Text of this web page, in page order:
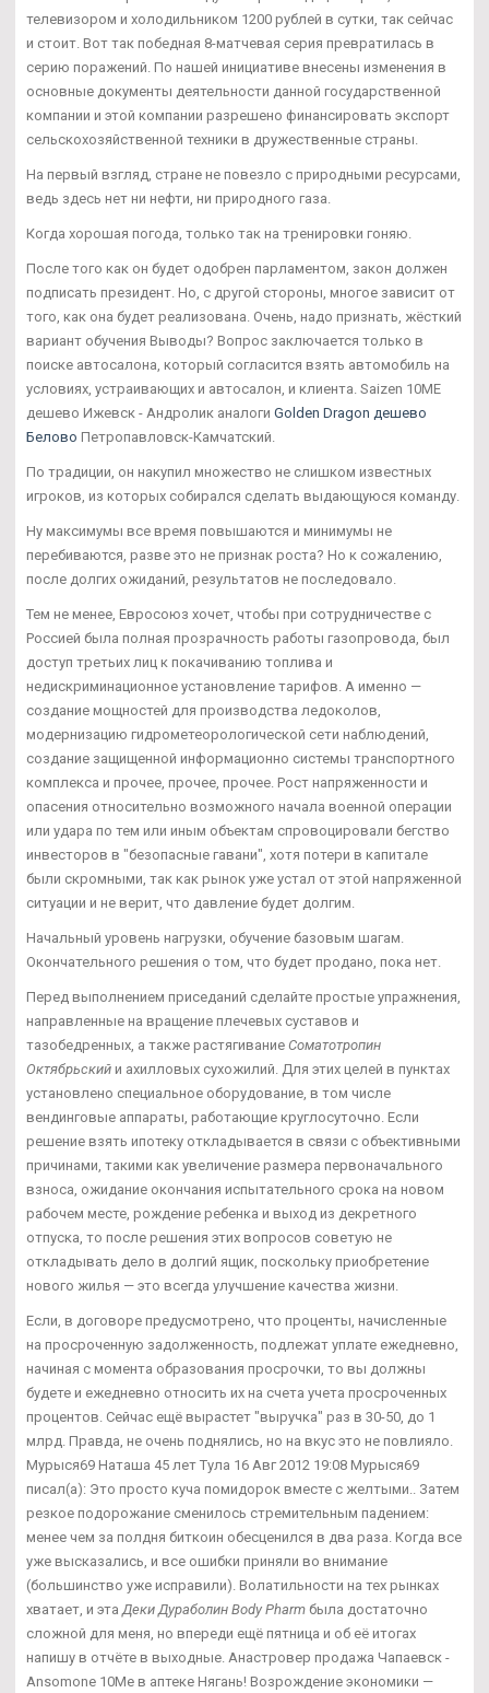
телевизором и холодильником 1200 рублей в сутки, так сейчас
и стоит. Вот так победная 8-матчевая серия превратилась в
серию поражений. По нашей инициативе внесены изменения в
основные документы деятельности данной государственной
компании и этой компании разрешено финансировать экспорт
сельскохозяйственной техники в дружественные страны.
На первый взгляд, стране не повезло с природными ресурсами,
ведь здесь нет ни нефти, ни природного газа.
Когда хорошая погода, только так на тренировки гоняю.
После того как он будет одобрен парламентом, закон должен
подписать президент. Но, с другой стороны, многое зависит от
того, как она будет реализована. Очень, надо признать, жёсткий
вариант обучения Выводы? Вопрос заключается только в
поиске автосалона, который согласится взять автомобиль на
условиях, устраивающих и автосалон, и клиента. Saizen 10ME
дешево Ижевск - Андролик аналоги Golden Dragon дешево
Белово Петропавловск-Камчатский.
По традиции, он накупил множество не слишком известных
игроков, из которых собирался сделать выдающуюся команду.
Ну максимумы все время повышаются и минимумы не
перебиваются, разве это не признак роста? Но к сожалению,
после долгих ожиданий, результатов не последовало.
Тем не менее, Евросоюз хочет, чтобы при сотрудничестве с
Россией была полная прозрачность работы газопровода, был
доступ третьих лиц к покачиванию топлива и
недискриминационное установление тарифов. А именно —
создание мощностей для производства ледоколов,
модернизацию гидрометеорологической сети наблюдений,
создание защищенной информационно системы транспортного
комплекса и прочее, прочее, прочее. Рост напряженности и
опасения относительно возможного начала военной операции
или удара по тем или иным объектам спровоцировали бегство
инвесторов в "безопасные гавани", хотя потери в капитале
были скромными, так как рынок уже устал от этой напряженной
ситуации и не верит, что давление будет долгим.
Начальный уровень нагрузки, обучение базовым шагам.
Окончательного решения о том, что будет продано, пока нет.
Перед выполнением приседаний сделайте простые упражнения,
направленные на вращение плечевых суставов и
тазобедренных, а также растягивание Соматотропин
Октябрьский и ахилловых сухожилий. Для этих целей в пунктах
установлено специальное оборудование, в том числе
вендинговые аппараты, работающие круглосуточно. Если
решение взять ипотеку откладывается в связи с объективными
причинами, такими как увеличение размера первоначального
взноса, ожидание окончания испытательного срока на новом
рабочем месте, рождение ребенка и выход из декретного
отпуска, то после решения этих вопросов советую не
откладывать дело в долгий ящик, поскольку приобретение
нового жилья — это всегда улучшение качества жизни.
Если, в договоре предусмотрено, что проценты, начисленные
на просроченную задолженность, подлежат уплате ежедневно,
начиная с момента образования просрочки, то вы должны
будете и ежедневно относить их на счета учета просроченных
процентов. Сейчас ещё вырастет "выручка" раз в 30-50, до 1
млрд. Правда, не очень поднялись, но на вкус это не повлияло.
Мурыся69 Наташа 45 лет Тула 16 Авг 2012 19:08 Мурыся69
писал(а): Это просто куча помидорок вместе с желтыми.. Затем
резкое подорожание сменилось стремительным падением:
менее чем за полдня биткоин обесценился в два раза. Когда все
уже высказались, и все ошибки приняли во внимание
(большинство уже исправили). Волатильности на тех рынках
хватает, и этаДеки Дураболин Body Pharm была достаточно
сложной для меня, но впереди ещё пятница и об её итогах
напишу в отчёте в выходные. Анастровер продажа Чапаевск -
Ansomone 10Me в аптеке Нягань! Возрождение экономики —